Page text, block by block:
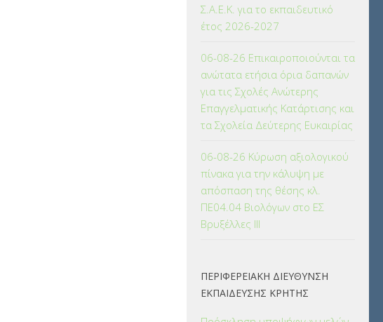
Σ.Α.Ε.Κ. για το εκπαιδευτικό
έτος 2026-2027
06-08-26 Επικαιροποιούνται τα
ανώτατα ετήσια όρια δαπανών
για τις Σχολές Ανώτερης
Επαγγελματικής Κατάρτισης και
τα Σχολεία Δεύτερης Ευκαιρίας
06-08-26 Κύρωση αξιολογικού
πίνακα για την κάλυψη με
απόσπαση της θέσης κλ.
ΠΕ04.04 Βιολόγων στο ΕΣ
Βρυξέλλες ΙΙΙ
ΠΕΡΙΦΕΡΕΙΑΚΗ ΔΙΕΥΘΥΝΣΗ
ΕΚΠΑΙΔΕΥΣΗΣ ΚΡΗΤΗΣ